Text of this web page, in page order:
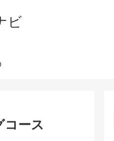
ビ
コース